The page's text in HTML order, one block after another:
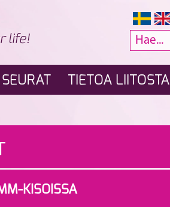
life!
SEURAT TIETOA LIITOSTA
KISOISSA